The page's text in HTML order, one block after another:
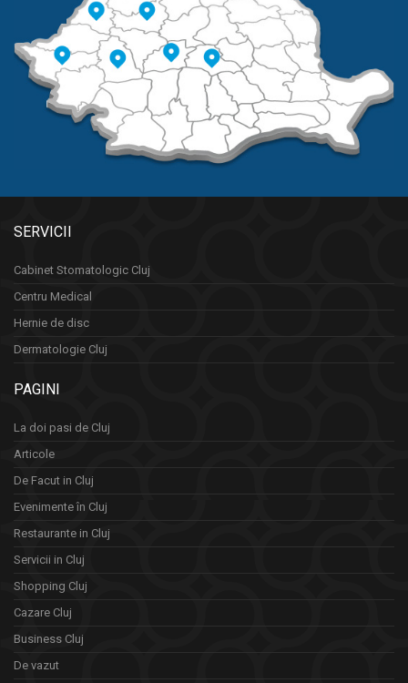
SERVICII
Cabinet Stomatologic Cluj
Centru Medical
Hernie de disc
Dermatologie Cluj
PAGINI
La doi pasi de Cluj
Articole
De Facut in Cluj
Evenimente în Cluj
Restaurante in Cluj
Servicii in Cluj
Shopping Cluj
Cazare Cluj
Business Cluj
De vazut